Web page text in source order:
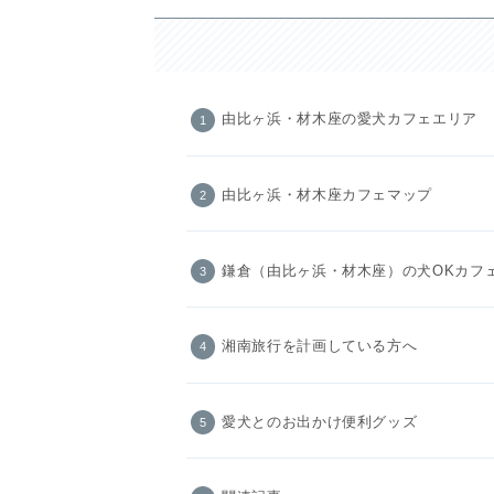
由比ヶ浜・材木座の愛犬カフェエリア
由比ヶ浜・材木座カフェマップ
鎌倉（由比ヶ浜・材木座）の犬OKカフ
湘南旅行を計画している方へ
愛犬とのお出かけ便利グッズ